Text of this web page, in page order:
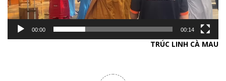
00:00 00:14
TRÚC LINH CÀ MAU